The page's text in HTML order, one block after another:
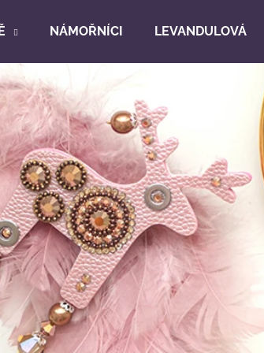
NÁMOŘNÍCI LEVANDULOVÁ
Co potřebujete najít?
Doporučujeme